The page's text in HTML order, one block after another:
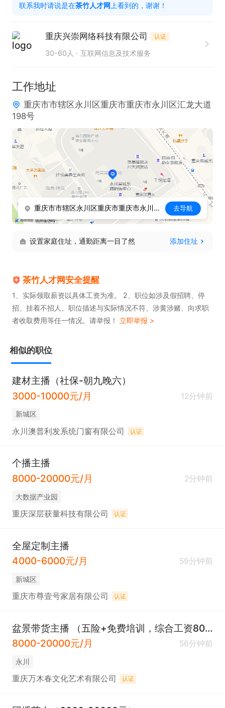
收益当天自提（日结）+ 新人扶持金6500 + 住宿
联系我时请说是在茶竹人才网 上看到的，谢谢！
重庆兴崇网络科技有限公司 认证
30-60人 互联网信息及技术服务
工作地址
重庆市市辖区永川区重庆市重庆市永川区汇龙大道
198号
重庆市市辖区永川区重庆市重庆市永川区汇龙大道198号 去导航
设置家庭住址，通勤距离一目了然 添加住址
茶竹人才网安全提醒
1、实际领取薪资以具体工资为准。 2、职位如涉及假招聘、停
招、挂着不招人、职位描述与实际情况不符、涉黄涉赌、向求职
者收取费用等任一情况。请举报！ 立即举报 >
相似的职位
建材主播（社保-朝九晚六）
3000-10000元/月
12分钟前
新城区
永川澳普利发系统门窗有限公司 认证
个播主播
8000-20000元/月
2分钟前
大数据产业园
重庆深层获量科技有限公司 认证
全屋定制主播
4000-6000元/月
59分钟前
新城区
重庆市尊壹号家居有限公司 认证
盆景带货主播 （五险+免费培训，综合工资8000+）
8000-20000元/月
56分钟前
永川
重庆万木春文化艺术有限公司 认证